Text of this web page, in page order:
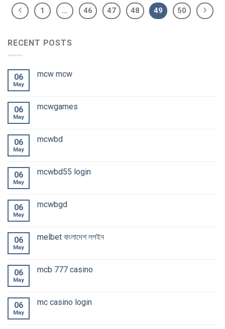
1 … 46 47 48 49 50
RECENT POSTS
06
May
mcw mcw
06
May
mcwgames
06
May
mcwbd
06
May
mcwbd55 login
06
May
mcwbgd
06
May
melbet বাংলাদেশ লগইন
06
May
mcb 777 casino
06
May
mc casino login